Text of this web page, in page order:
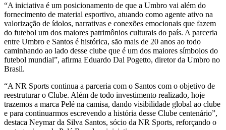
“A iniciativa é um posicionamento de que a Umbro vai além do
fornecimento de material esportivo, atuando como agente ativo na
valorização de ídolos, narrativas e conexões emocionais que fazem
do futebol um dos maiores patrimônios culturais do país. A parceria
entre Umbro e Santos é histórica, são mais de 20 anos ao todo
caminhando ao lado desse clube que é um dos maiores símbolos do
futebol mundial”, afirma Eduardo Dal Pogetto, diretor da Umbro no
Brasil.
“A NR Sports continua a parceria com o Santos com o objetivo de
reestruturar o Clube. Além de todo investimento realizado, hoje
trazemos a marca Pelé na camisa, dando visibilidade global ao clube
e para continuarmos escrevendo a história desse Clube centenário”,
destaca Neymar da Silva Santos, sócio da NR Sports, reforçando o